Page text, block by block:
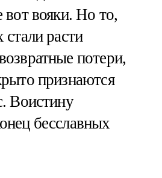
вот вояки. Но то,
стали расти
потери,
признаются
Воистину
бесславных